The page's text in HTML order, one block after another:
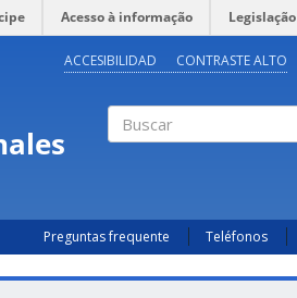
Acesso à informação Legislação
ACCESIBILIDAD CONTRASTE ALTO
Preguntas frequente Teléfonos